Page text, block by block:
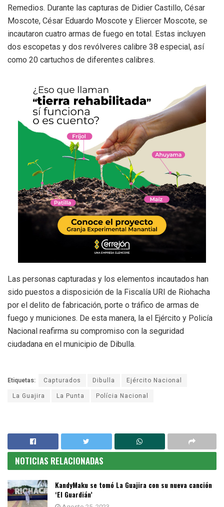
Remedios. Durante las capturas de Didier Castillo, César
Moscote, César Eduardo Moscote y Eliercer Moscote, se
incautaron cuatro armas de fuego en total. Estas incluyen
dos escopetas y dos revólveres calibre 38 especial, así
como 20 cartuchos de diferentes calibres.
Las personas capturadas y los elementos incautados han
sido puestos a disposición de la Fiscalía URI de Riohacha
por el delito de fabricación, porte o tráfico de armas de
fuego y municiones. De esta manera, la el Ejército y Policía
Nacional reafirma su compromiso con la seguridad
ciudadana en el municipio de Dibulla.
Etiquetas: Capturados Dibulla
Ejército Nacional
La Guajira
La Punta Polícia Nacional
NOTICIAS RELACIONADAS
KandyMaku se tomó La Guajira con su nueva canción
‘El Guardián’